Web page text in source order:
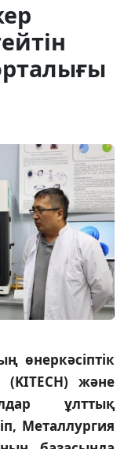
өнеркәсіптік
(KITECH) және
ұлттық
Металлургия